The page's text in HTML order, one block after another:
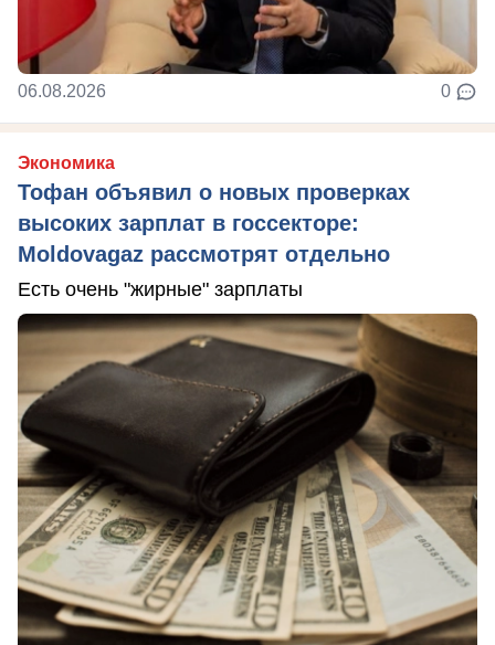
06.08.2026 0
Экономика
Тофан объявил о новых проверках
высоких зарплат в госсекторе:
Moldovagaz рассмотрят отдельно
Есть очень "жирные" зарплаты